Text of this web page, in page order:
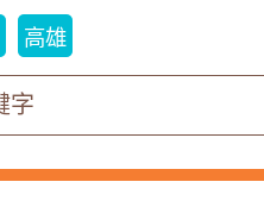
高雄